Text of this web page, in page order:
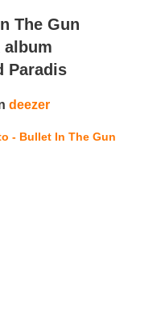
The Gun
album
Paradis
deezer
- Bullet In The Gun